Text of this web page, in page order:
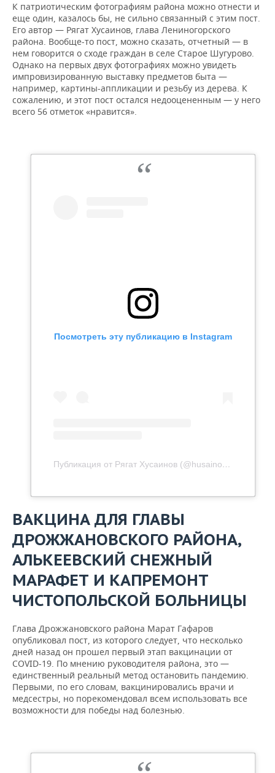
К патриотическим фотографиям района можно отнести и
еще один, казалось бы, не сильно связанный с этим пост.
Его автор — Рягат Хусаинов, глава Лениногорского
района. Вообще-то пост, можно сказать, отчетный — в
нем говорится о сходе граждан в селе Старое Шугурово.
Однако на первых двух фотографиях можно увидеть
импровизированную выставку предметов быта —
например, картины-аппликации и резьбу из дерева. К
сожалению, и этот пост остался недооцененным — у него
всего 56 отметок «нравится».
Посмотреть эту публикацию в Instagram
Публикация от Рягат Хусаинов (@husainov_rg)
ВАКЦИНА ДЛЯ ГЛАВЫ
ДРОЖЖАНОВСКОГО РАЙОНА,
АЛЬКЕЕВСКИЙ СНЕЖНЫЙ
МАРАФЕТ И КАПРЕМОНТ
ЧИСТОПОЛЬСКОЙ БОЛЬНИЦЫ
Глава Дрожжановского района Марат Гафаров
опубликовал пост, из которого следует, что несколько
дней назад он прошел первый этап вакцинации от
COVID-19. По мнению руководителя района, это —
единственный реальный метод остановить пандемию.
Первыми, по его словам, вакцинировались врачи и
медсестры, но порекомендовал всем использовать все
возможности для победы над болезнью.